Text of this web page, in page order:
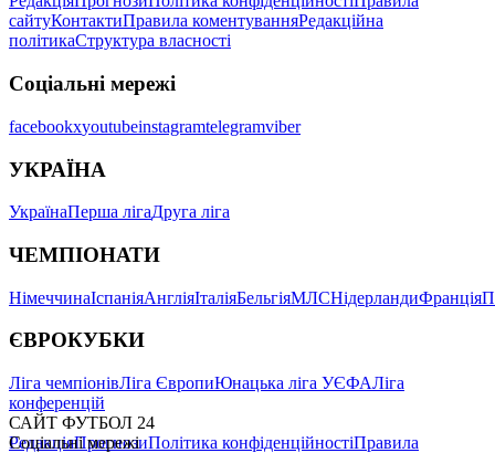
сайтуКонтактиПравила коментуванняРедакційна
політикаСтруктура власності
Соціальні мережі
facebookxyoutubeinstagramtelegramviber
УКРАЇНА
УкраїнаПерша лігаДруга ліга
ЧЕМПІОНАТИ
НімеччинаІспаніяАнгліяІталіяБельгіяМЛСНідерландиФранція
ЄВРОКУБКИ
Ліга чемпіонівЛіга ЄвропиЮнацька ліга УЄФАЛіга
конференцій
САЙТ ФУТБОЛ 24
РедакціяПрогнозиПолітика конфіденційностіПравила
Соціальні мережі